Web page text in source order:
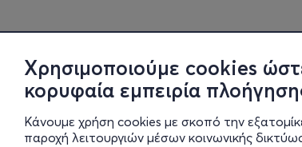
Χρησιμοποιούμε cookies
κορυφαία εμπειρία
Κάνουμε χρήση cookies με σκοπό την
παροχή λειτουργιών μέσων κοινωνικής